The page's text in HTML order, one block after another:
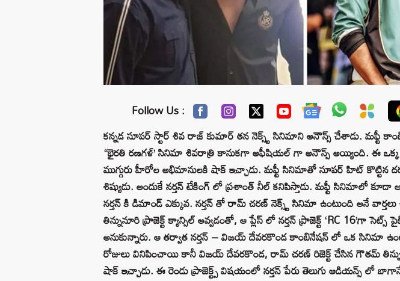
Follow Us :
కన్నడ సూపర్ స్టార్ శివ రాజ్ కుమార్ తన నెక్స్ట్ సినిమాని అనౌన్స్ చేశాడు. మఫ్టీ
“భైరతి రణగళ్’ సినిమా శివరాత్రి కానుకగా అఫీషియల్ గా అనౌన్స్ అయ్యింది. ఈ
ముగ్గురు హీరోల అభిమానులకి షాక్ ఇచ్చాడు. మఫ్టీ సినిమాతో సూపర్ హిట్ కొట్టిన
శిష్యుడు. అందుకే నర్తన్ టేకింగ్ లో ప్రశాంత్ నీల్ కనిపిస్తాడు. మఫ్టీ సినిమాలో
నర్తన్ కి డిమాండ్ ఎక్కువ. నర్తన్ తో రామ్ చరణ్ నెక్స్ట్ సినిమా ఉంటుంది అనే
తిన్నునూరి ప్రాజెక్ట్ క్యాన్సిల్ అవ్వడంతో, ఆ ప్లేస్ లో నర్తన్ ప్రాజెక్ట్ ‘RC 16’గా సెట్స్
అనుకున్నారు. ఆ తర్వాత నర్తన్ – విజయ్ దేవరకొండ కాంబినేషన్ లో ఒక సినిమా
రోజులు వినిపించాయి కానీ విజయ్ దేవరకొండ, రామ్ చరణ్ రిజెక్ట్ చేసిన గౌతమ్
షాక్ ఇచ్చాడు. ఈ రెండు ప్రాజెక్ట్స్ విషయంలో నర్తన్ పేరు తెలుగు ఆడియన్స్ లో